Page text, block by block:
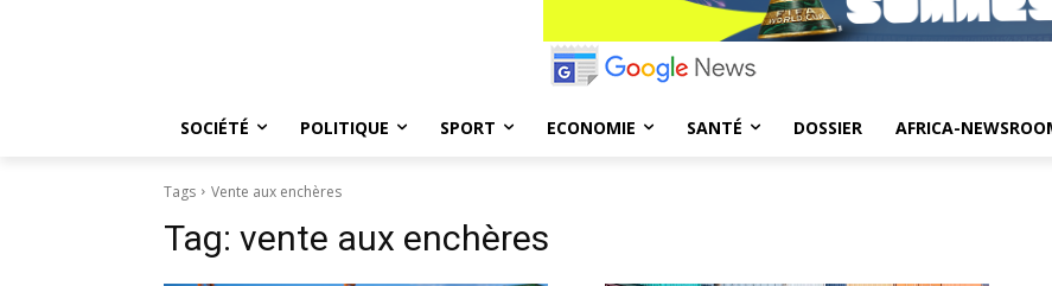
SOCIÉTÉ POLITIQUE SPORT ECONOMIE SANTÉ DOSSIER AFRICA-
Tags Vente aux enchères
Tag: vente aux enchères